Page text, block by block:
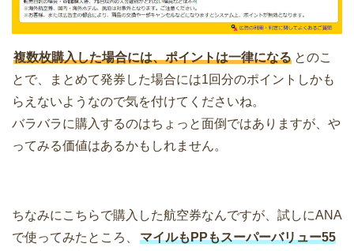
複数枚購入した場合には、ポイントは一律になる とのこ
とで、まとめて発券した場合には1回分のポイントしかも
らえないようなので気を付けてくださいね。
バラバラに購入するのはちょっと面倒ではありますが、や
ってみる価値はあるかもしれません。
ちなみにこちらで購入した航空券なんですが、試しにANA
で使ってみたところ、
マイルもPPもスーパーバリュー55